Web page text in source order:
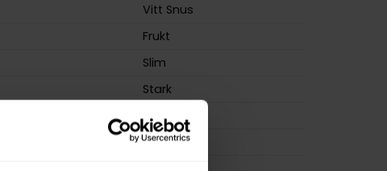
Vitt Snus
Frukt
Slim
Stark
13,2 mg/g
9,0 mg